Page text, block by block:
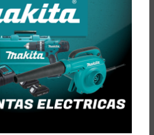
con un control de velocidad
ajustar la velocidad según las
del trabajo.
útil para adaptarse a diferentes
el esmerilado agresivo hasta el